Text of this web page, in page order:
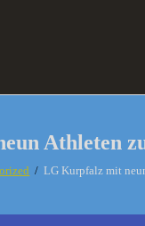
Athleten
LG Kurpfalz mit